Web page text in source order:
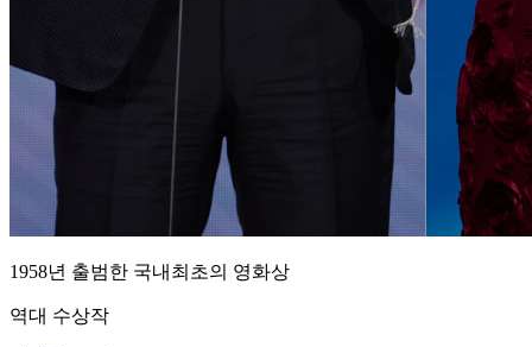
1958년 출범한 국내최초의 영화상
역대 수상작